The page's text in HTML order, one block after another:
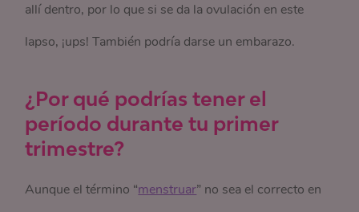
allí dentro, por lo que si se da la ovulación en este
lapso, ¡ups! También podría darse un embarazo.
¿Por qué podrías tener el
período durante tu primer
trimestre?
Aunque el término “menstruar” no sea el correcto en